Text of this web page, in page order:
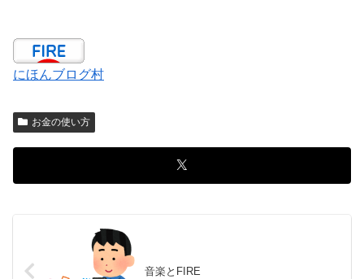
にほんブログ村
お金の使い方
音楽とFIRE